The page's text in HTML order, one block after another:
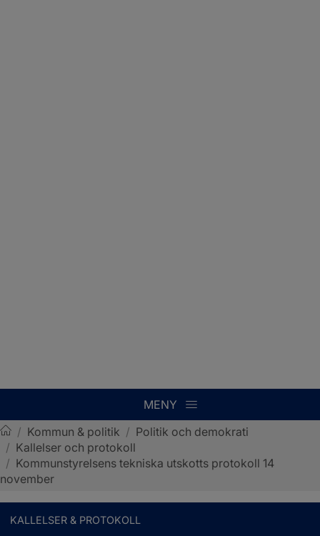
MENY
Sotenäs kommun
/ Kommun & politik / Politik och demokrati
/ Kallelser och protokoll
/ Kommunstyrelsens tekniska utskotts protokoll 14
november
KALLELSER & PROTOKOLL